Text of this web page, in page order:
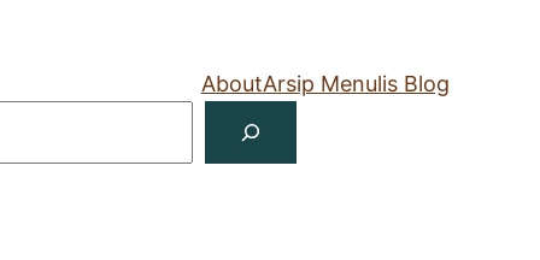
AboutArsip Menulis Blog